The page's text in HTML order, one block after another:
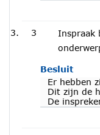
3
Inspraak
Besluit
Er hebben
Dit zijn de
De